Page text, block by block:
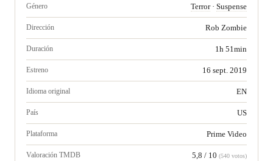
Género Terror · Suspense
Dirección Rob Zombie
Duración 1h 51min
Estreno 16 sept. 2019
Idioma original EN
País US
Plataforma Prime Video
Valoración TMDB 5,8 / 10 (540 votos)